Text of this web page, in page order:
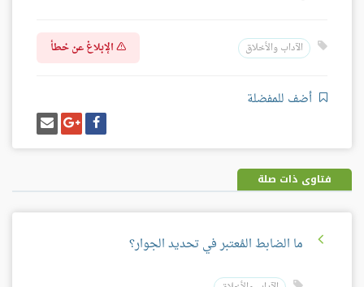
الآداب والأخلاق الإبلاغ عن خطأ
أضف للمفضلة
شارك
على
فيسبوك
شارك
على
غوغل
بلس
إرسل
إيميل
فتاوى ذات صلة
ما الضابط المُعتبر في تحديد الجوار؟